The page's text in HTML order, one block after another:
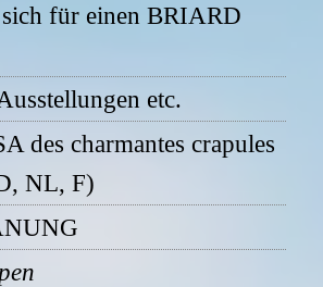
für einen BRIARD
etc.
des charmantes crapules
NL, F)